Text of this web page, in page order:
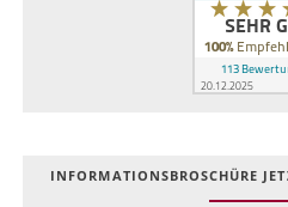
INFOR­MATIONS­BROSCHÜRE